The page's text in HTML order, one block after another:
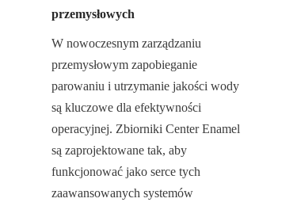
przemysłowych
W nowoczesnym zarządzaniu
przemysłowym zapobieganie
parowaniu i utrzymanie jakości wody
są kluczowe dla efektywności
operacyjnej. Zbiorniki Center Enamel
są zaprojektowane tak, aby
funkcjonować jako serce tych
zaawansowanych systemów